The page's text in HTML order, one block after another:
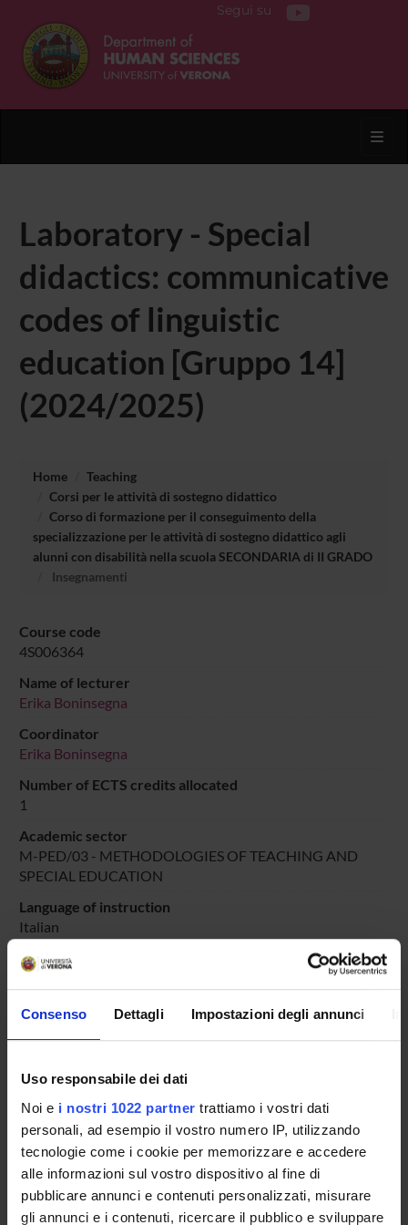
Consenso Dettagli Impostazioni degli annunci
Uso responsabile dei dati
Noi e i nostri 1022 partner trattiamo i vostri dati
personali, ad esempio il vostro numero IP, utilizzando
tecnologie come i cookie per memorizzare e accedere
alle informazioni sul vostro dispositivo al fine di
pubblicare annunci e contenuti personalizzati, misurare
gli annunci e i contenuti, ricercare il pubblico e sviluppare
Segui su
Laboratory - Special
didactics: communicative
codes of linguistic
education [Gruppo 14]
(2024/2025)
Home
Teaching
Corsi per le attività di sostegno didattico
Corso di formazione per il conseguimento della
specializzazione per le attività di sostegno didattico agli
alunni con disabilità nella scuola SECONDARIA di II GRADO
Insegnamenti
Course code
4S006364
Name of lecturer
Erika Boninsegna
Coordinator
Erika Boninsegna
Number of ECTS credits allocated
1
Academic sector
M-PED/03 - METHODOLOGIES OF TEACHING AND
SPECIAL EDUCATION
Language of instruction
Italian
Period
DIDATTICA SOSTEGNO
dal Oct 25, 2025 al Jun 30, 2025.
Course news
Go to lesson schedule